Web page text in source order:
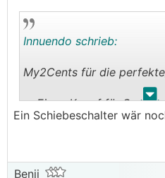
. .
Innuendo schrieb:
My2Cents für die perfekte
• Einen Knopf für
Warmwasser) /
alleine Regeln. Meine
Ein Schiebeschalter wär
Benji